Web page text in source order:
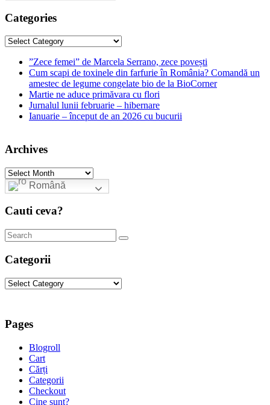
Categories
Categories
”Zece femei” de Marcela Serrano, zece povești
Cum scapi de toxinele din farfurie în România? Comandă un
amestec de legume congelate bio de la BioCorner
Martie ne aduce primăvara cu flori
Jurnalul lunii februarie – hibernare
Ianuarie – început de an 2026 cu bucurii
Archives
Archives
Română
Cauti ceva?
Categorii
Categorii
Pages
Blogroll
Cart
Cărți
Categorii
Checkout
Cine sunt?